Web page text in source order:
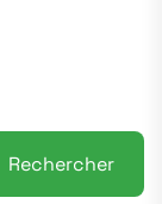
Rechercher